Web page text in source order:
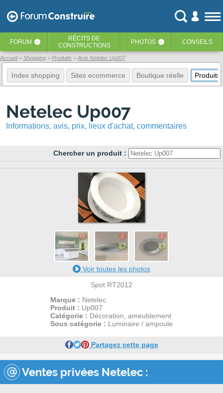
FORUM ‹ RÉCITS DE
CONSTRUCTIONS
PHOTOS ‹ CONSEILS
Accueil Shopping Produits Avis Netelec Up007
Index shopping Sites ecommerce Boutique réelle Produits
Netelec Up007
Informations, avis, prix, lieux d'achat, commentaires
Chercher un produit :
38
7
3
3
3
1
Voir toutes les photos
Spot RT2012
Marque : Netelec
Produit : Up007
Catégorie : Décoration, ameublement
Sous catégorie : Luminaire / ampoule
Partagez cette page
Ventes privées Netelec :